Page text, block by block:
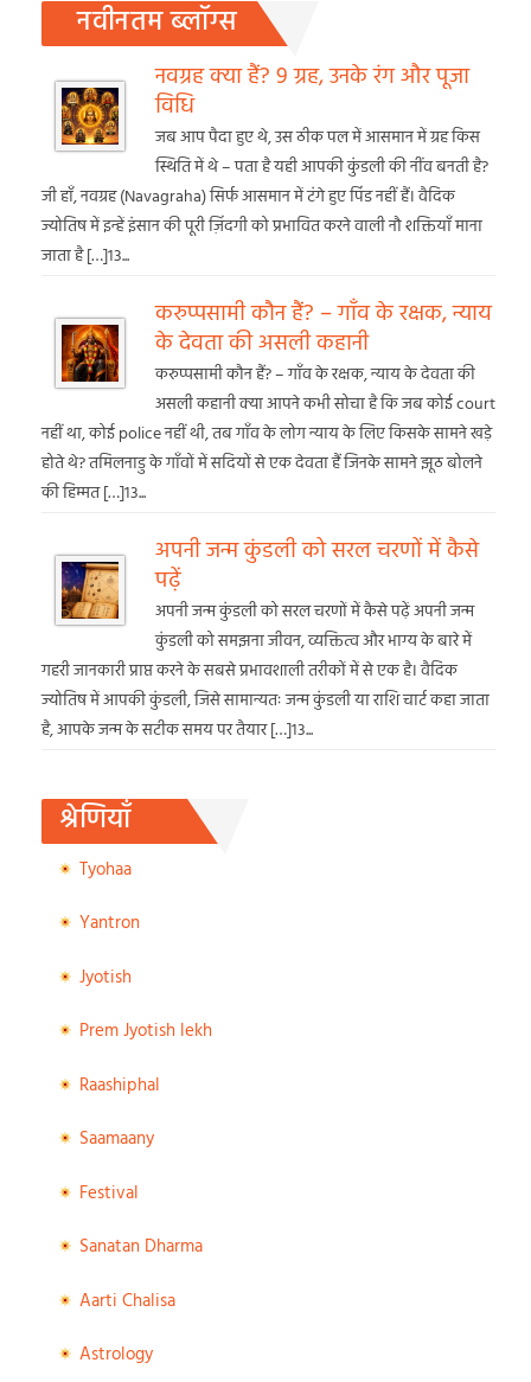
नवीनतम ब्लॉग्स
नवग्रह क्या हैं? 9 ग्रह, उनके रंग और पूजा
विधि
जब आप पैदा हुए थे, उस ठीक पल में आसमान में ग्रह किस
स्थिति में थे – पता है यही आपकी कुंडली की नींव बनती है?
जी हाँ, नवग्रह (Navagraha) सिर्फ आसमान में टंगे हुए पिंड नहीं हैं। वैदिक
ज्योतिष में इन्हें इंसान की पूरी ज़िंदगी को प्रभावित करने वाली नौ शक्तियाँ माना
जाता है […]13...
करुप्पसामी कौन हैं? – गाँव के रक्षक, न्याय
के देवता की असली कहानी
करुप्पसामी कौन हैं? – गाँव के रक्षक, न्याय के देवता की
असली कहानी क्या आपने कभी सोचा है कि जब कोई court
नहीं था, कोई police नहीं थी, तब गाँव के लोग न्याय के लिए किसके सामने खड़े
होते थे? तमिलनाडु के गाँवों में सदियों से एक देवता हैं जिनके सामने झूठ बोलने
की हिम्मत […]13...
अपनी जन्म कुंडली को सरल चरणों में कैसे
पढ़ें
अपनी जन्म कुंडली को सरल चरणों में कैसे पढ़ें अपनी जन्म
कुंडली को समझना जीवन, व्यक्तित्व और भाग्य के बारे में
गहरी जानकारी प्राप्त करने के सबसे प्रभावशाली तरीकों में से एक है। वैदिक
ज्योतिष में आपकी कुंडली, जिसे सामान्यतः जन्म कुंडली या राशि चार्ट कहा जाता
है, आपके जन्म के सटीक समय पर तैयार […]13...
श्रेणियाँ
Tyohaa
Yantron
Jyotish
Prem Jyotish lekh
Raashiphal
Saamaany
Festival
Sanatan Dharma
Aarti Chalisa
Astrology